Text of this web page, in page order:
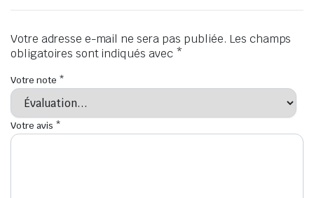
Votre adresse e-mail ne sera pas publiée. Les champs
obligatoires sont indiqués avec *
Votre note *
Votre avis *